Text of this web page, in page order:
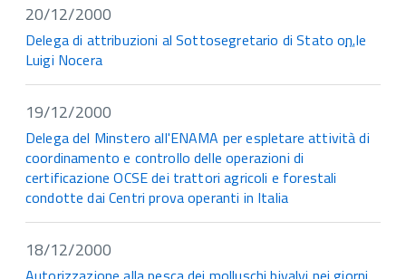
20/12/2000
Delega di attribuzioni al Sottosegretario di Stato on.le
Luigi Nocera
19/12/2000
Delega del Minstero all'ENAMA per espletare attività di
coordinamento e controllo delle operazioni di
certificazione OCSE dei trattori agricoli e forestali
condotte dai Centri prova operanti in Italia
18/12/2000